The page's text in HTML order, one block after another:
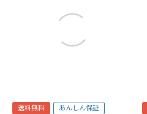
送料無料 あんしん保証